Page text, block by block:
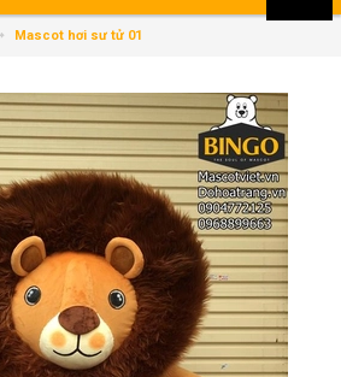
Mascot hơi sư tử 01